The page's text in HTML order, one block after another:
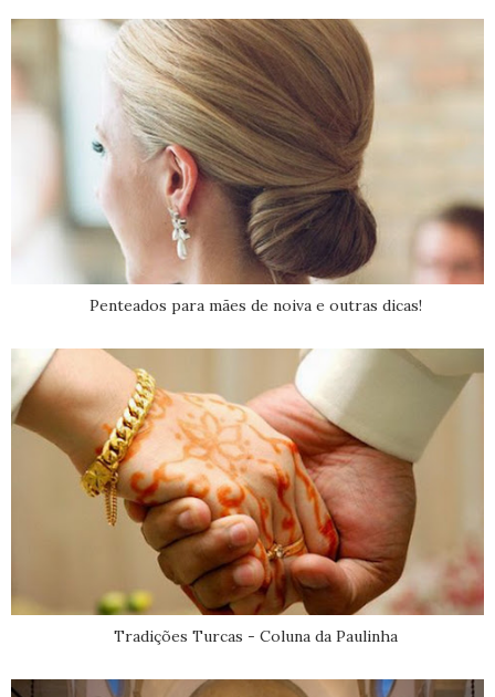
Penteados para mães de noiva e outras dicas!
Tradições Turcas - Coluna da Paulinha